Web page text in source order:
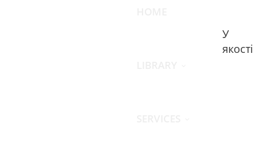
У
якості